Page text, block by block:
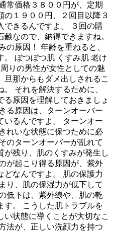
常価格３８００円が、定期
の１９００円、２回目以降３
できるんですよ。 ３回の購
なので、納得できますね。
の原因！ 年齢を重ねると、
。 ぼつぼつ肌 くすみ肌 老け
りの男性が女性としての魅
那からもダメ出しされるこ
それを解決するために、
る原因を理解しておきましょ
る原因は、ターンオーバー
いるんですよ。 ターンオー
れいな状態に保つために必
のターンオーバーが乱れて
が残り、肌のくすみが発生し
が起こり得る原因が、紫外
どなんですよ。 肌の保護力
り、肌の保湿力が低下して
低下は、紫外線や、肌の乾
す。 こうした肌トラブルを
状態に導くことが大切なこ
法が、正しい洗顔力を持つ